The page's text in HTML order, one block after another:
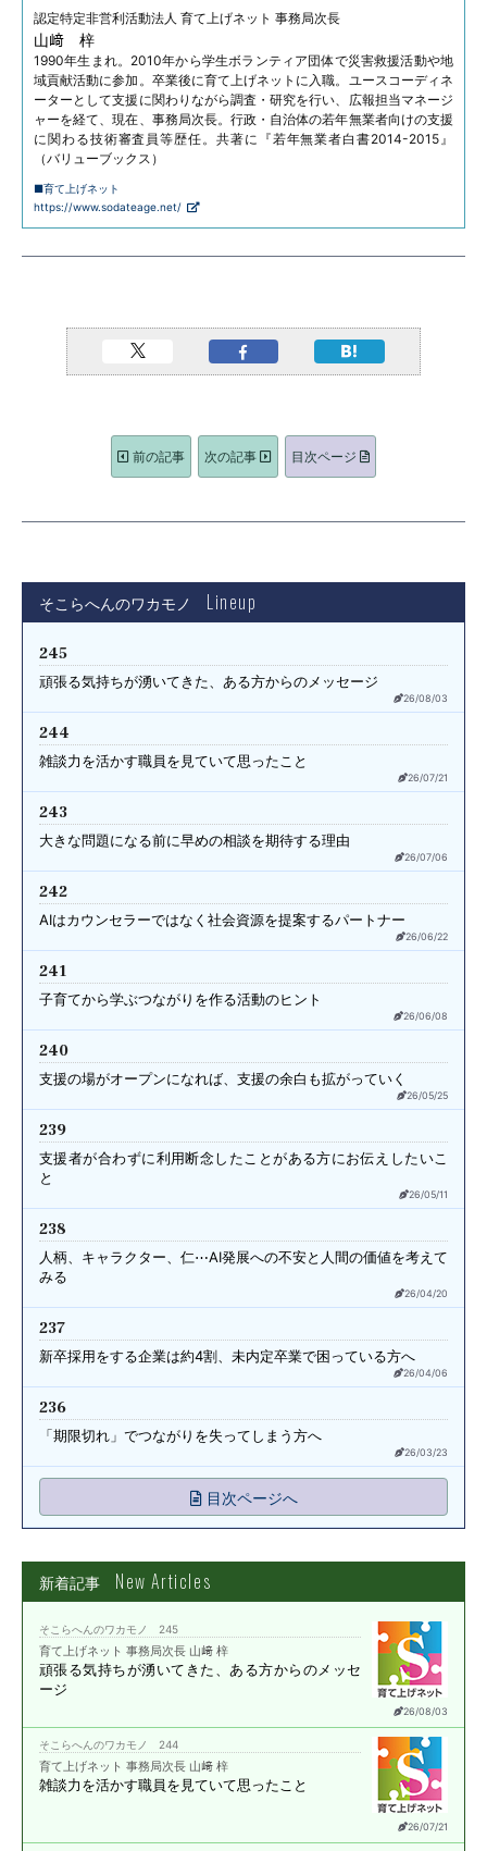
認定特定非営利活動法人 育て上げネット 事務局次長
山﨑 梓
1990年生まれ。2010年から学生ボランティア団体で災害救援活動や地
域貢献活動に参加。卒業後に育て上げネットに入職。ユースコーディネ
ーターとして支援に関わりながら調査・研究を行い、広報担当マネージ
ャーを経て、現在、事務局次長。行政・自治体の若年無業者向けの支援
に関わる技術審査員等歴任。共著に『若年無業者白書2014-2015』
（バリューブックス）
■育て上げネット
https://www.sodateage.net/
前の記事 次の記事 目次ページ
そこらへんのワカモノ Lineup
245
頑張る気持ちが湧いてきた、 ある方からのメッセージ
26/08/03
244
雑談力を活かす職員を見ていて思ったこと
26/07/21
243
大きな問題になる前に早めの相談を期待する理由
26/07/06
242
AIはカウンセラーではなく 社会資源を提案するパートナー
26/06/22
241
子育てから学ぶつながりを作る活動のヒント
26/06/08
240
支援の場がオープンになれば、 支援の余白も拡がっていく
26/05/25
239
支援者が合わずに利用断念したことがある方にお伝えしたいこ
と
26/05/11
238
人柄、キャラクター、仁⋯AI発展への不安と人間の価値を考えて
みる
26/04/20
237
新卒採用をする企業は約4割、 未内定卒業で困っている方へ
26/04/06
236
「期限切れ」でつながりを失ってしまう方へ
26/03/23
目次ページへ
新着記事 New Articles
26/08/03
そこらへんのワカモノ 245
育て上げネット 事務局次長 山﨑 梓
頑張る気持ちが湧いてきた、 ある方からのメッセ
ージ
26/07/21
そこらへんのワカモノ 244
育て上げネット 事務局次長 山﨑 梓
雑談力を活かす職員を見ていて思ったこと